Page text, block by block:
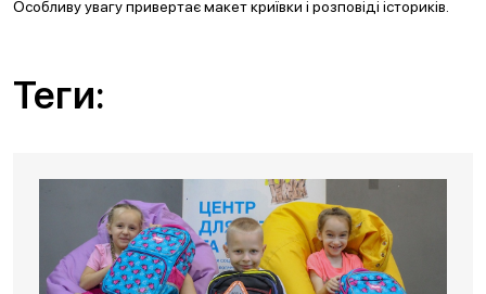
Особливу увагу привертає макет криївки і розповіді істориків.
Теги: